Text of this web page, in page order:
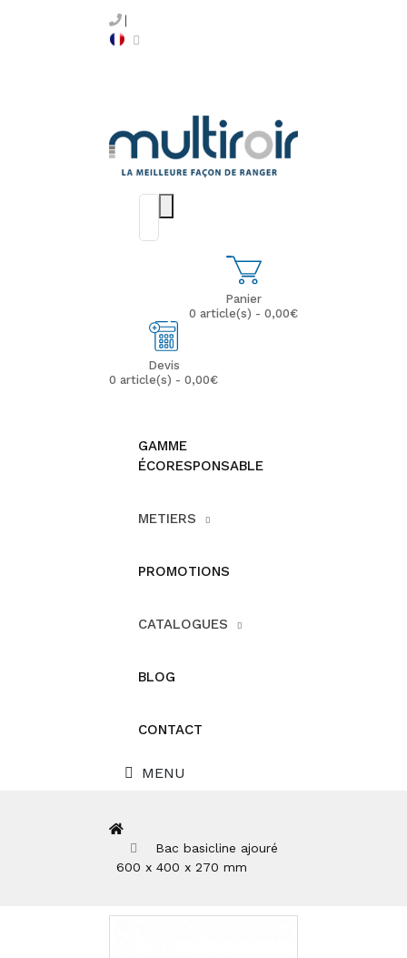
Panier
0 article(s) - 0,00€
Devis
0 article(s) - 0,00€
GAMME
ÉCORESPONSABLE
METIERS
PROMOTIONS
CATALOGUES
BLOG
CONTACT
MENU
Bac basicline ajouré
600 x 400 x 270 mm